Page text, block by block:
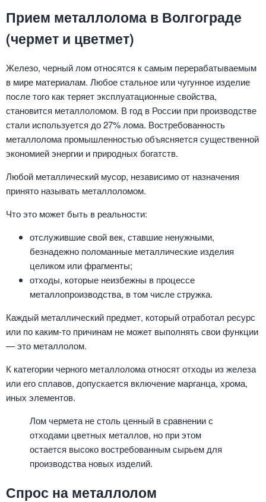
Прием металлолома в Волгограде
(чермет и цветмет)
Железо, черный лом относятся к самым перерабатываемым
в мире материалам. Любое стальное или чугунное изделие
после того как теряет эксплуатационные свойства,
становится металлоломом. В год в России при производстве
стали используется до 27% лома. Востребованность
металлолома промышленностью объясняется существенной
экономией энергии и природных богатств.
Любой металлический мусор, независимо от назначения
принято называть металлоломом.
Что это может быть в реальности:
отслужившие свой век, ставшие ненужными,
безнадежно поломанные металлические изделия
целиком или фрагменты;
отходы, которые неизбежны в процессе
металлопроизводства, в том числе стружка.
Каждый металлический предмет, который отработал ресурс
или по каким-то причинам не может выполнять свои функции
— это металлолом.
К категории черного металлолома относят отходы из железа
или его сплавов, допускается включение марганца, хрома,
иных элементов.
Лом чермета не столь ценный в сравнении с
отходами цветных металлов, но при этом
остается высоко востребованным сырьем для
производства новых изделий.
Спрос на металлолом